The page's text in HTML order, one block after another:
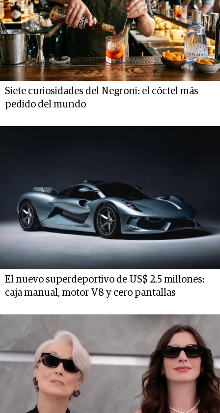
Siete curiosidades del Negroni: el cóctel más
pedido del mundo
El nuevo superdeportivo de US$ 2,5 millones:
caja manual, motor V8 y cero pantallas